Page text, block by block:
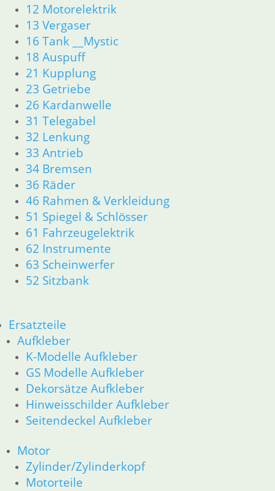
12 Motorelektrik
13 Vergaser
16 Tank __Mystic
18 Auspuff
21 Kupplung
23 Getriebe
26 Kardanwelle
31 Telegabel
32 Lenkung
33 Antrieb
34 Bremsen
36 Räder
46 Rahmen & Verkleidung
51 Spiegel & Schlösser
61 Fahrzeugelektrik
62 Instrumente
63 Scheinwerfer
52 Sitzbank
Ersatzteile
Aufkleber
K-Modelle Aufkleber
GS Modelle Aufkleber
Dekorsätze Aufkleber
Hinweisschilder Aufkleber
Seitendeckel Aufkleber
Motor
Zylinder/Zylinderkopf
Motorteile